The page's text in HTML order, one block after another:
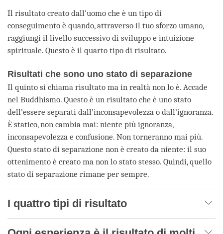
Il risultato creato dall’uomo che è un tipo di
conseguimento è quando, attraverso il tuo sforzo umano,
raggiungi il livello successivo di sviluppo e intuizione
spirituale. Questo è il quarto tipo di risultato.
Risultati che sono uno stato di separazione
Il quinto si chiama risultato ma in realtà non lo è. Accade
nel Buddhismo. Questo è un risultato che è uno stato
dell’essere separati dall’inconsapevolezza o dall’ignoranza.
È statico, non cambia mai: niente più ignoranza,
inconsapevolezza e confusione. Non torneranno mai più.
Questo stato di separazione non è creato da niente: il suo
ottenimento è creato ma non lo stato stesso. Quindi, quello
stato di separazione rimane per sempre.
I quattro tipi di risultato